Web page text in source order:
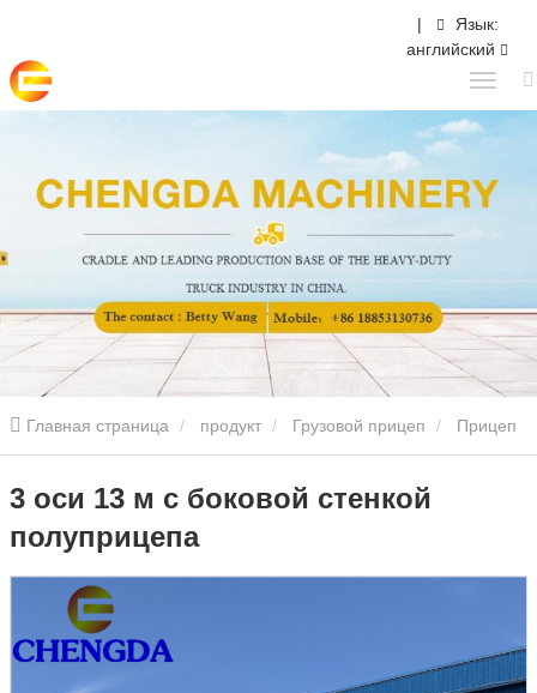
|
Язык:
английский
Главная страница продукт Грузовой прицеп Прицеп
3 оси 13 м с боковой стенкой полуприцепа
3 оси 13 м с боковой стенкой
полуприцепа